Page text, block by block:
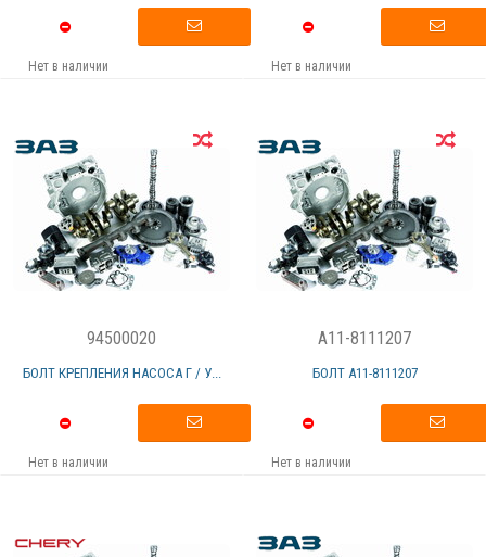
Нет в наличии Нет в наличии
94500020
БОЛТ КРЕПЛЕНИЯ НАСОСА Г / У...
Нет в наличии
A11-8111207
БОЛТ А11-8111207
Нет в наличии